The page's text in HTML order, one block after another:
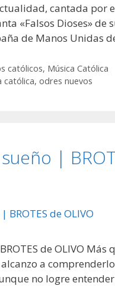
cantada por
«Falsos Dioses»
de Manos Unidas
católicos, Música Católica
católica,odres nuevos
|
de OLIVO
a
no logre